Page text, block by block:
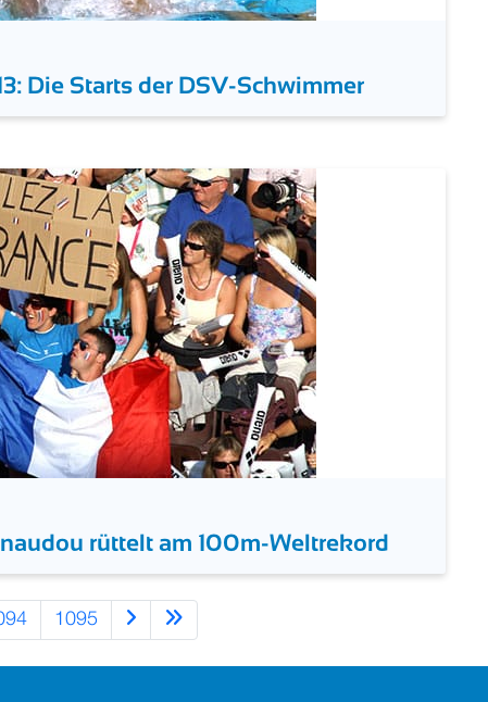
Die Starts der DSV-Schwimmer
rüttelt am 100m-Weltrekord
1095